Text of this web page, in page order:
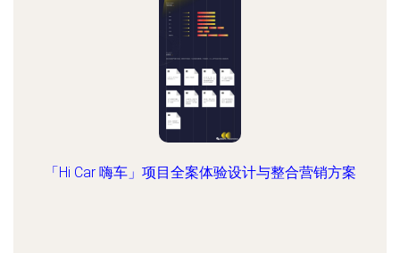
「Hi Car 嗨车」项目全案体验设计与整合营销方案